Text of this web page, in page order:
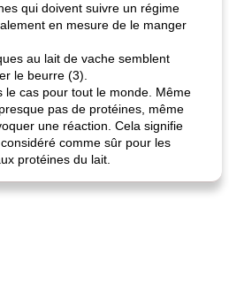
qui doivent suivre un régime
en mesure de le manger
au lait de vache semblent
le beurre (3).
le cas pour tout le monde. Même
pas de protéines, même
une réaction. Cela signifie
comme sûr pour les
protéines du lait.